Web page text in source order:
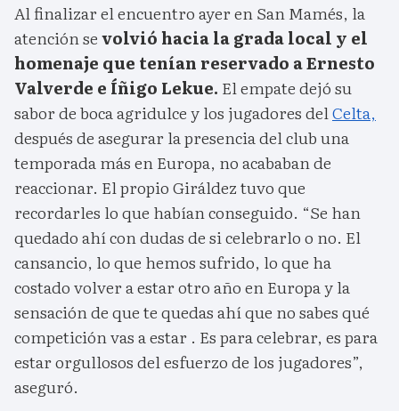
Al finalizar el encuentro ayer en San Mamés, la
atención sevolvió hacia la grada local y el
homenaje que tenían reservado a Ernesto
Valverde e Íñigo Lekue. El empate dejó su
sabor de boca agridulce y los jugadores delCelta,
después de asegurar la presencia del club una
temporada más en Europa, no acababan de
reaccionar. El propio Giráldez tuvo que
recordarles lo que habían conseguido. “Se han
quedado ahí con dudas de si celebrarlo o no. El
cansancio, lo que hemos sufrido, lo que ha
costado volver a estar otro año en Europa y la
sensación de que te quedas ahí que no sabes qué
competición vas a estar . Es para celebrar, es para
estar orgullosos del esfuerzo de los jugadores”,
aseguró.